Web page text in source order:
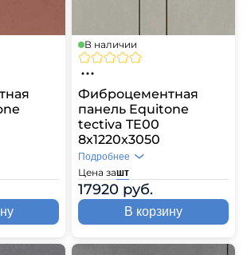
В наличии
Фиброцементная
панель Equitone
tectiva TE00
8х1220х3050
Цена зашт
17920 руб.
Подробнее
В корзину